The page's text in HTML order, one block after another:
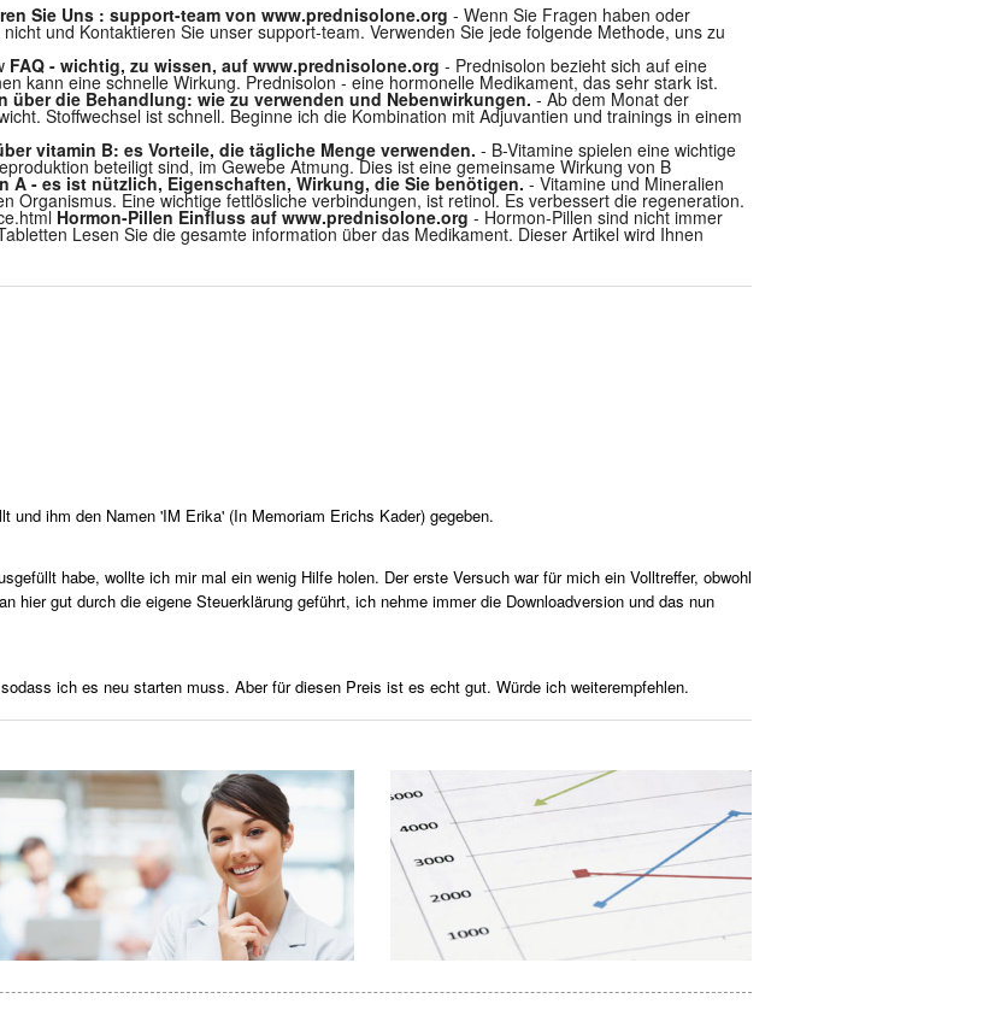
Sie Uns : support-team von www.prednisolone.org - Wenn Sie Fragen haben oder
und Kontaktieren Sie unser support-team. Verwenden Sie jede folgende Methode, uns zu
FAQ - wichtig, zu wissen, auf www.prednisolone.org - Prednisolon bezieht sich auf eine
kann eine schnelle Wirkung. Prednisolon - eine hormonelle Medikament, das sehr stark ist.
über die Behandlung: wie zu verwenden und Nebenwirkungen. - Ab dem Monat der
Stoffwechsel ist schnell. Beginne ich die Kombination mit Adjuvantien und trainings in einem
vitamin B: es Vorteile, die tägliche Menge verwenden. - B-Vitamine spielen eine wichtige
beteiligt sind, im Gewebe Atmung. Dies ist eine gemeinsame Wirkung von B
A - es ist nützlich, Eigenschaften, Wirkung, die Sie benötigen. - Vitamine und Mineralien
Organismus. Eine wichtige fettlösliche verbindungen, ist retinol. Es verbessert die regeneration.
Hormon-Pillen Einfluss auf www.prednisolone.org - Hormon-Pillen sind nicht immer
Lesen Sie die gesamte information über das Medikament. Dieser Artikel wird Ihnen
ihm den Namen 'IM Erika' (In Memoriam Erichs Kader) gegeben.
habe, wollte ich mir mal ein wenig Hilfe holen. Der erste Versuch war für mich ein Volltreffer, obwohl
hier gut durch die eigene Steuerklärung geführt, ich nehme immer die Downloadversion und das nun
ich es neu starten muss. Aber für diesen Preis ist es echt gut. Würde ich weiterempfehlen.